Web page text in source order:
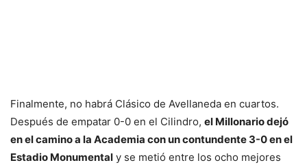
Finalmente, no habrá Clásico de Avellaneda en cuartos.
Después de empatar 0-0 en el Cilindro, el Millonario dejó
en el camino a la Academia con un contundente 3-0 en el
Estadio Monumental y se metió entre los ocho mejores